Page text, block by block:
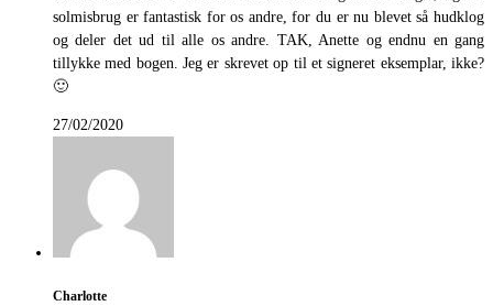
solmisbrug er fantastisk for os andre, for du er nu blevet så hudklog
og deler det ud til alle os andre. TAK, Anette og endnu en gang
tillykke med bogen. Jeg er skrevet op til et signeret eksemplar, ikke?
🙂
27/02/2020
Charlotte